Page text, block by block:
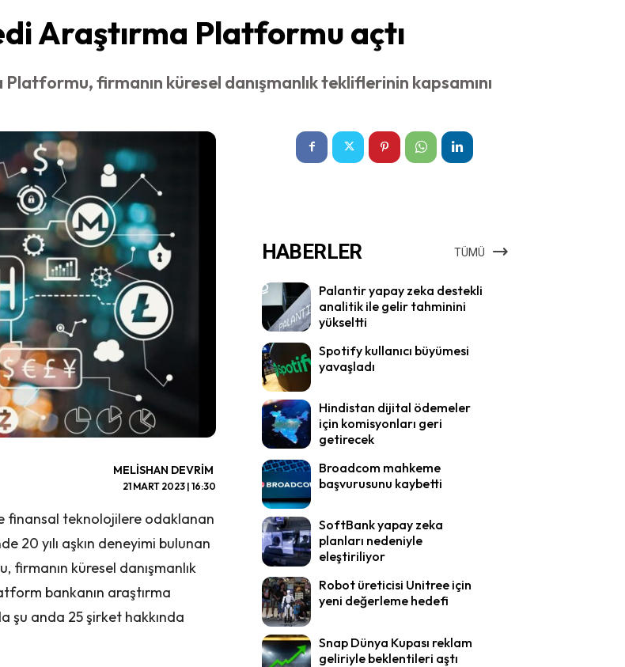
Araştırma Platformu açtı
firmanın küresel danışmanlık tekliflerinin kapsamını
MELISHAN DEVRIM
21 MART 2023 | 16:30
finansal teknolojilere odaklanan
20 yılı aşkın deneyimi bulunan
firmanın küresel danışmanlık
bankanın araştırma
şu anda 25 şirket hakkında
HABERLER TÜMÜ
Palantir yapay zeka destekli
analitik ile gelir tahminini
yükseltti
Spotify kullanıcı büyümesi
yavaşladı
Hindistan dijital ödemeler
için komisyonları geri
getirecek
Broadcom mahkeme
başvurusunu kaybetti
SoftBank yapay zeka
planları nedeniyle
eleştiriliyor
Robot üreticisi Unitree için
yeni değerleme hedefi
Snap Dünya Kupası reklam
geliriyle beklentileri aştı